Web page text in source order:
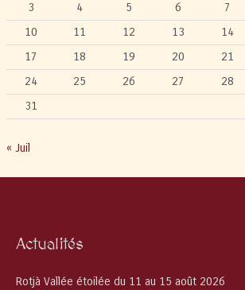
3
4 5 6 7
10
11 12 13 14
17
18 19 20 21
24
25 26 27 28
31
« Juil
Actualités
Rotjà Vallée étoilée du 11 au 15 août 2026